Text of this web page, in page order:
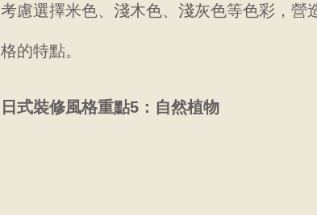
考慮選擇米色、淺木色、淺灰色等色彩，營
格的特點。
日式裝修風格重點5：自然植物